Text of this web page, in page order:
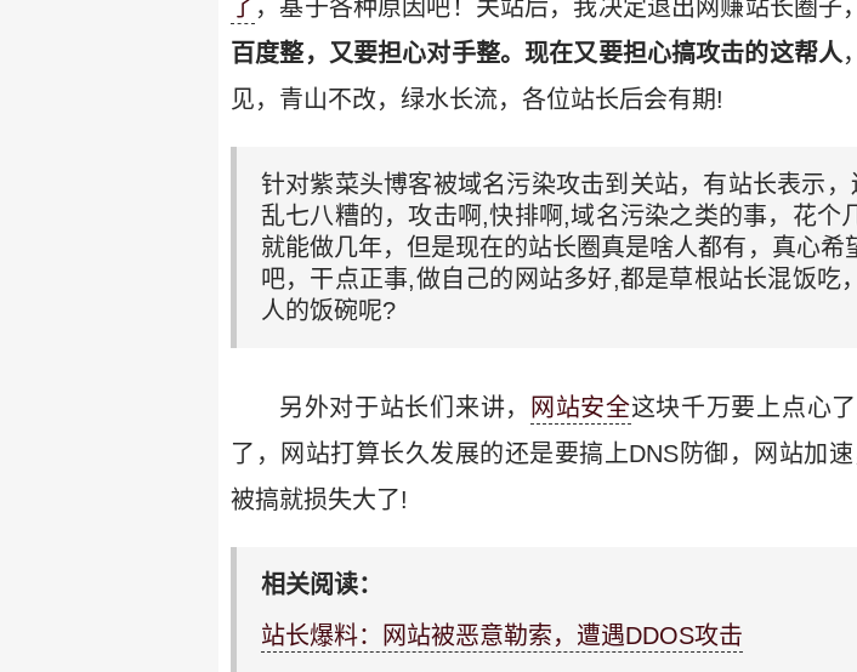
了 ，基于各种原因吧！关站后，我决定退出网赚站长圈子
百度整，又要担心对手整。现在又要担心搞攻击的这帮人
见，青山不改，绿水长流，各位站长后会有期!
针对紫菜头博客被域名污染攻击到关站，有站长表示
乱七八糟的，攻击啊,快排啊,域名污染之类的事，花个
就能做几年，但是现在的站长圈真是啥人都有，真心
吧，干点正事,做自己的网站多好,都是草根站长混饭吃
人的饭碗呢?
另外对于站长们来讲， 网站安全这块千万要上点心
了，网站打算长久发展的还是要搞上DNS防御，网站加
被搞就损失大了!
相关阅读：
站长爆料：网站被恶意勒索，遭遇DDOS攻击